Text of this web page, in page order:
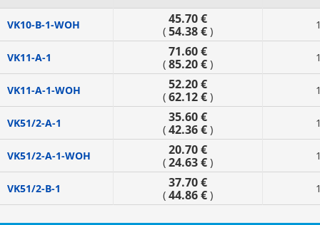
VK10-B-1-WOH 45.70 €
( 54.38 € )
VK11-A-1 71.60 €
( 85.20 € )
VK11-A-1-WOH 52.20 €
( 62.12 € )
VK51/2-A-1 35.60 €
( 42.36 € )
VK51/2-A-1-WOH 20.70 €
( 24.63 € )
VK51/2-B-1 37.70 €
( 44.86 € )